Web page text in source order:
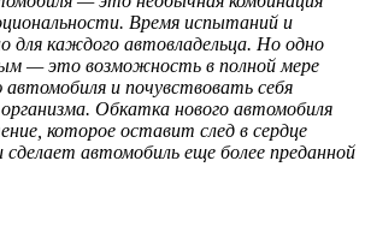
Время испытаний и
для каждого автовладельца. Но одно
— это возможность в полной мере
и почувствовать себя
Обкатка нового автомобиля
которое оставит след в сердце
автомобиль еще более преданной